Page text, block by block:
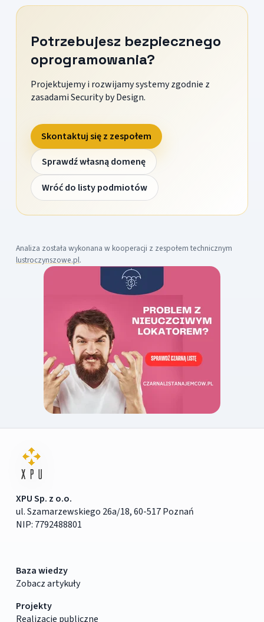
Potrzebujesz bezpiecznego
oprogramowania?
Projektujemy i rozwijamy systemy zgodnie z
zasadami Security by Design.
Skontaktuj się z zespołem
Sprawdź własną domenę
Wróć do listy podmiotów
Analiza została wykonana w kooperacji z zespołem technicznym
lustroczynszowe.pl.
XPU Sp. z o.o.
ul. Szamarzewskiego 26a/18, 60-517 Poznań
NIP: 7792488801
Baza wiedzy
Zobacz artykuły
Projekty
Realizacje publiczne